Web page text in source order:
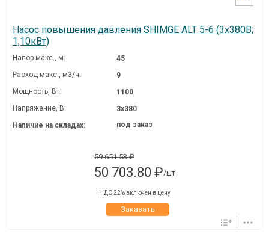
Насос повышения давления SHIMGE ALT 5-6 (3х380В;
1,10кВт)
Напор макс., м:
45
Расход макс., м3/ч:
9
Мощность, Вт:
1100
Напряжение, В:
3х380
Наличие на складах:
под заказ
59 651.53 ₽
50 703.80 ₽/шт
НДС 22% включен в цену
Заказать